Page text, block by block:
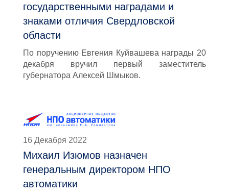
государственными наградами и
знаками отличия Свердловской
области
По поручению Евгения Куйвашева награды 20
декабря вручил первый заместитель
губернатора Алексей Шмыков.
16 Декабря 2022
Михаил Изюмов назначен
генеральным директором НПО
автоматики